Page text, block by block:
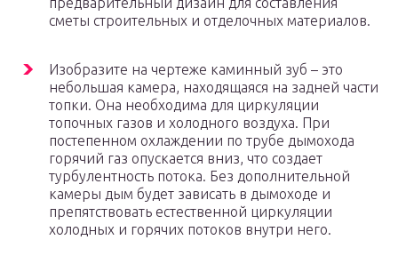
сметы строительных и отделочных материалов.
Изобразите на чертеже каминный зуб – это
небольшая камера, находящаяся на задней части
топки. Она необходима для циркуляции
топочных газов и холодного воздуха. При
постепенном охлаждении по трубе дымохода
горячий газ опускается вниз, что создает
турбулентность потока. Без дополнительной
камеры дым будет зависать в дымоходе и
препятствовать естественной циркуляции
холодных и горячих потоков внутри него.